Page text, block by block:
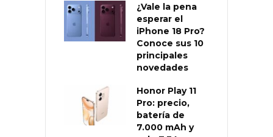
¿Vale la pena
esperar el
iPhone 18 Pro?
Conoce sus 10
principales
novedades
Honor Play 11
Pro: precio,
batería de
7.000 mAh y